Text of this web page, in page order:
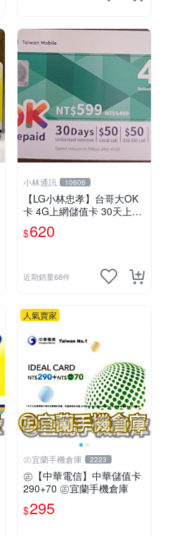
小林通訊 10606
【LG小林忠孝】台哥大OK
卡 4G上網儲值卡 30天上網
吃到飽 (45GB後降速至5M
B)
$620
近期銷量68件
人氣賣家
㊣宜蘭手機倉庫 2223
㊣【中華電信】中華儲值卡
290+70 ㊣宜蘭手機倉庫
$295